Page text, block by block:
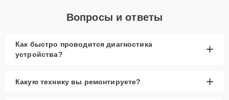
Вопросы и ответы
Как быстро проводится диагностика
устройства?
+
Какую технику вы ремонтируете? +